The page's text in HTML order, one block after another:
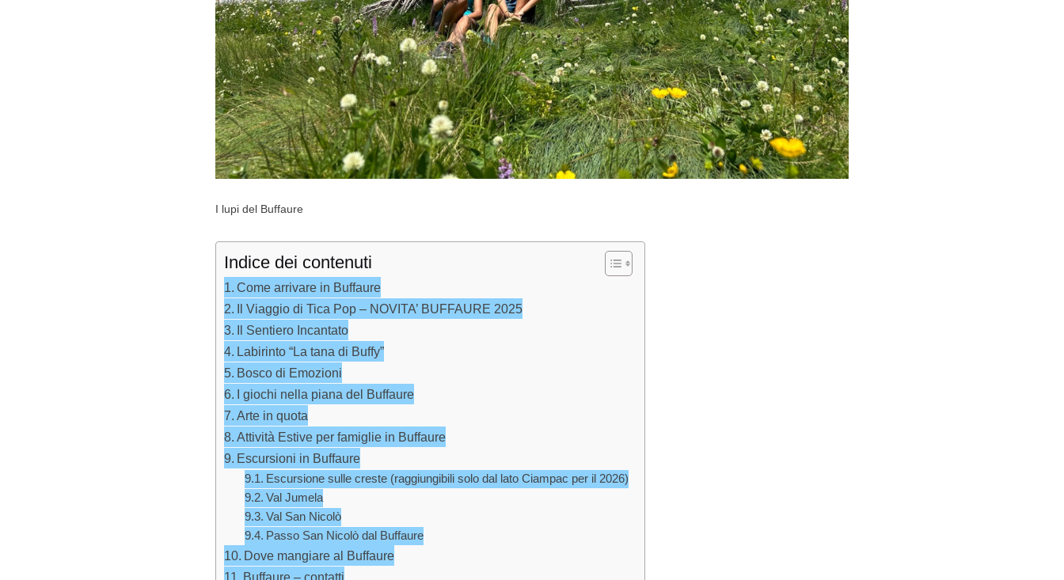
I lupi del Buffaure
Indice dei contenuti
Come arrivare in Buffaure
Il Viaggio di Tica Pop – NOVITA’ BUFFAURE 2025
Il Sentiero Incantato
Labirinto “La tana di Buffy”
Bosco di Emozioni
I giochi nella piana del Buffaure
Arte in quota
Attività Estive per famiglie in Buffaure
Escursioni in Buffaure
Escursione sulle creste (raggiungibili solo dal lato Ciampac per il 2026)
Val Jumela
Val San Nicolò
Passo San Nicolò dal Buffaure
Dove mangiare al Buffaure